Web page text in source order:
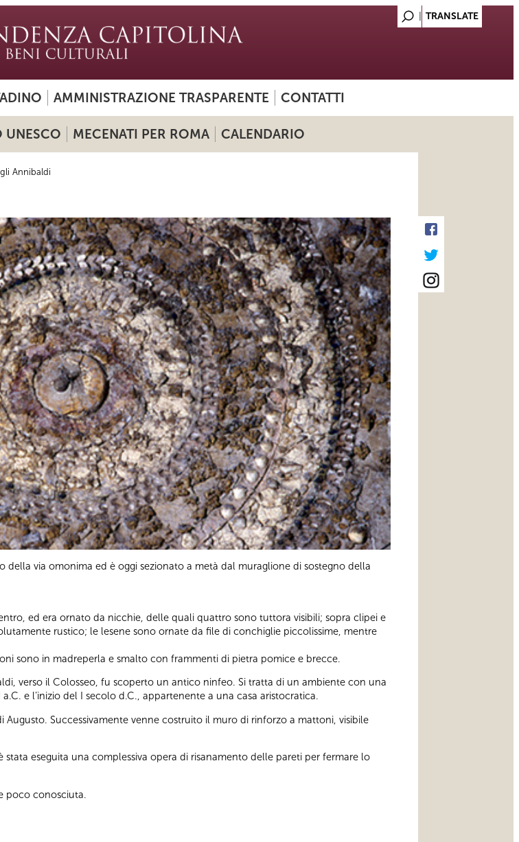
AMMINISTRAZIONE TRASPARENTE CONTATTI
UNESCO MECENATI PER ROMA CALENDARIO
Annibaldi
via omonima ed è oggi sezionato a metà dal muraglione di sostegno della
ed era ornato da nicchie, delle quali quattro sono tuttora visibili; sopra clipei e
rustico; le lesene sono ornate da file di conchiglie piccolissime, mentre
sono in madreperla e smalto con frammenti di pietra pomice e brecce.
verso il Colosseo, fu scoperto un antico ninfeo. Si tratta di un ambiente con una
e l’inizio del I secolo d.C., appartenente a una casa aristocratica.
Successivamente venne costruito il muro di rinforzo a mattoni, visibile
eseguita una complessiva opera di risanamento delle pareti per fermare lo
poco conosciuta.